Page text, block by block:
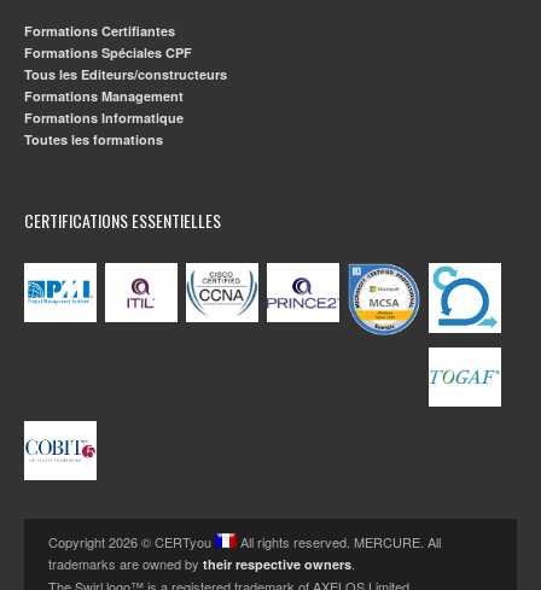
Formations Certifiantes
Formations Spéciales CPF
Tous les Editeurs/constructeurs
Formations Management
Formations Informatique
Toutes les formations
CERTIFICATIONS ESSENTIELLES
Copyright 2026 © CERTyou
All rights reserved. MERCURE. All
trademarks are owned by their respective owners.